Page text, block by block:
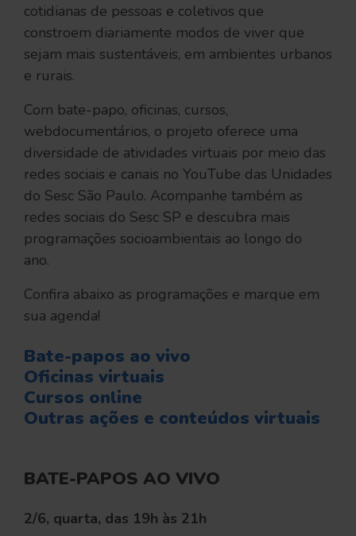
cotidianas de pessoas e coletivos que
constroem diariamente modos de viver que
sejam mais sustentáveis, em ambientes urbanos
e rurais.
Com bate-papo, oficinas, cursos,
webdocumentários, o projeto oferece uma
diversidade de atividades virtuais por meio das
redes sociais e canais no YouTube das Unidades
do Sesc São Paulo. Acompanhe também as
redes sociais do Sesc SP e descubra mais
programações socioambientais ao longo do
ano.
Confira abaixo as programações e marque em
sua agenda!
Bate-papos ao vivo
Oficinas virtuais
Cursos online
Outras ações e conteúdos virtuais
BATE-PAPOS AO VIVO
2/6, quarta, das 19h às 21h